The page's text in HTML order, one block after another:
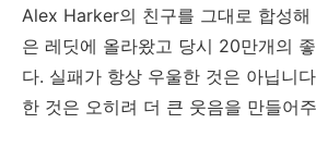
Alex Harker의 친구를 그대로 합성해
은 레딧에 올라왔고 당시 20만개의
다. 실패가 항상 우울한 것은 아닙니
한 것은 오히려 더 큰 웃음을 만들어